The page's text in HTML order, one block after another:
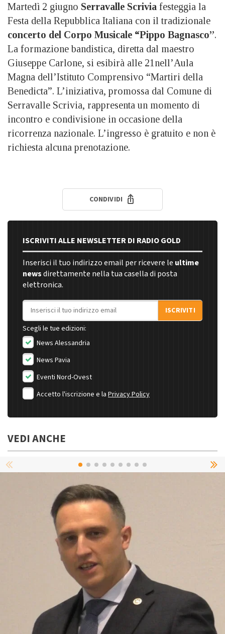
Martedì 2 giugno Serravalle Scrivia festeggia la
Festa della Repubblica Italiana con il tradizionale
concerto del Corpo Musicale “Pippo Bagnasco”.
La formazione bandistica, diretta dal maestro
Giuseppe Carlone, si esibirà alle 21nell’Aula
Magna dell’Istituto Comprensivo “Martiri della
Benedicta”. L’iniziativa, promossa dal Comune di
Serravalle Scrivia, rappresenta un momento di
incontro e condivisione in occasione della
ricorrenza nazionale. L’ingresso è gratuito e non è
richiesta alcuna prenotazione.
CONDIVIDI
ISCRIVITI ALLE NEWSLETTER DI RADIO GOLD
Inserisci il tuo indirizzo email per ricevere le ultime
newsdirettamente nella tua casella di posta
elettronica.
Indirizzo email
ISCRIVITI
Scegli le tue edizioni:
News Alessandria
News Pavia
Eventi Nord-Ovest
Accetto l'iscrizione e la Privacy Policy
VEDI ANCHE